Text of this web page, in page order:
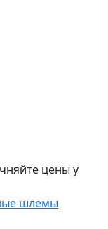
цены у
шлемы